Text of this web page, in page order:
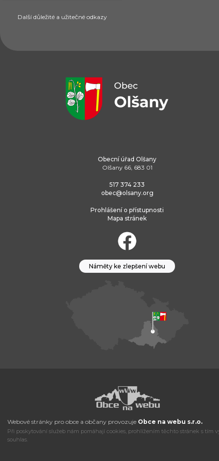
Další důležité a užitečné odkazy
Obecní úřad Olšany
Olšany 66, 683 01
517 374 233
obec@olsany.org
Prohlášení o přístupnosti
Mapa stránek
Náměty ke zlepšení webu
Webové stránky pro obce a občany provozuje Obce na webu s.r.o.
Při poskytování služeb nám pomáhají cookies, prohlížením těchto stránek s tím
souhlas.